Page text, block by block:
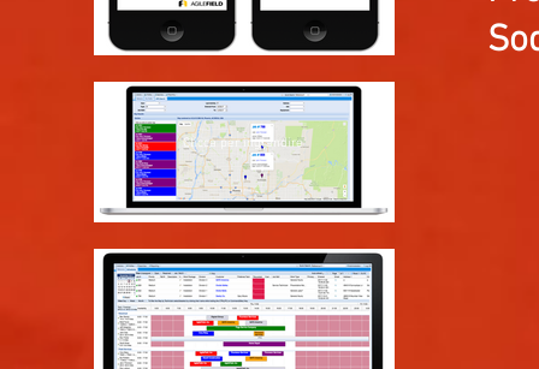
Clicca per ingrandire